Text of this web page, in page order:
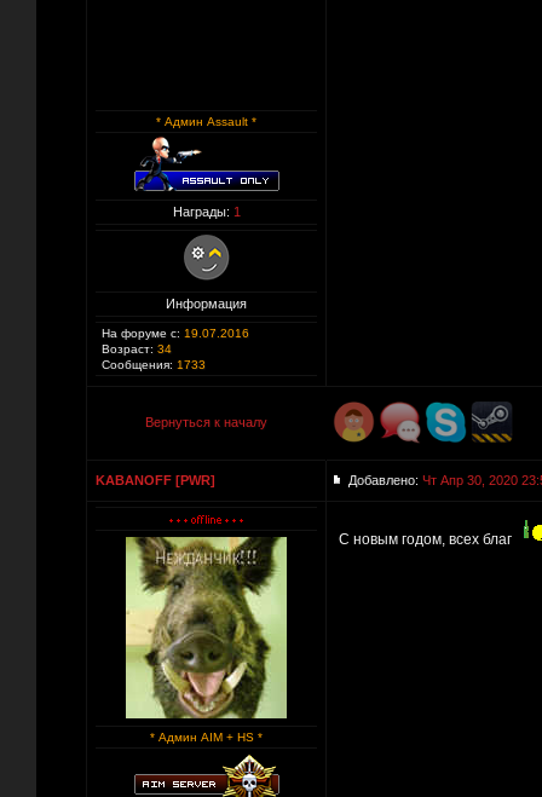
* Админ Assault *
Награды: 1
Информация
На форуме с: 19.07.2016
Возраст: 34
Сообщения: 1733
Вернуться к началу
KABANOFF [PWR] Добавлено: Чт Апр 30, 2020
* Админ AIM + HS *
С новым годом, всех благ